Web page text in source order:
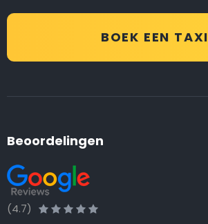
BOEK EEN TAXI
Beoordelingen
(4.7)